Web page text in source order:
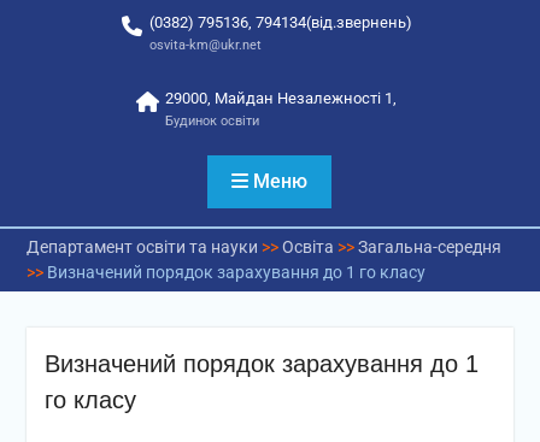
(0382) 795136, 794134(від.звернень)
osvita-km@ukr.net
29000, Майдан Незалежності 1,
Будинок освіти
Меню
Департамент освіти та науки >>Освіта >>Загальна-середня
>> Визначений порядок зарахування до 1 го класу
Визначений порядок зарахування до 1
го класу